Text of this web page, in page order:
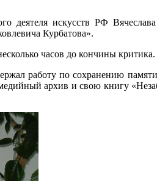
деятеля искусств РФ
Курбатова».
часов до кончины критика.
работу по сохранению
архив и свою книгу